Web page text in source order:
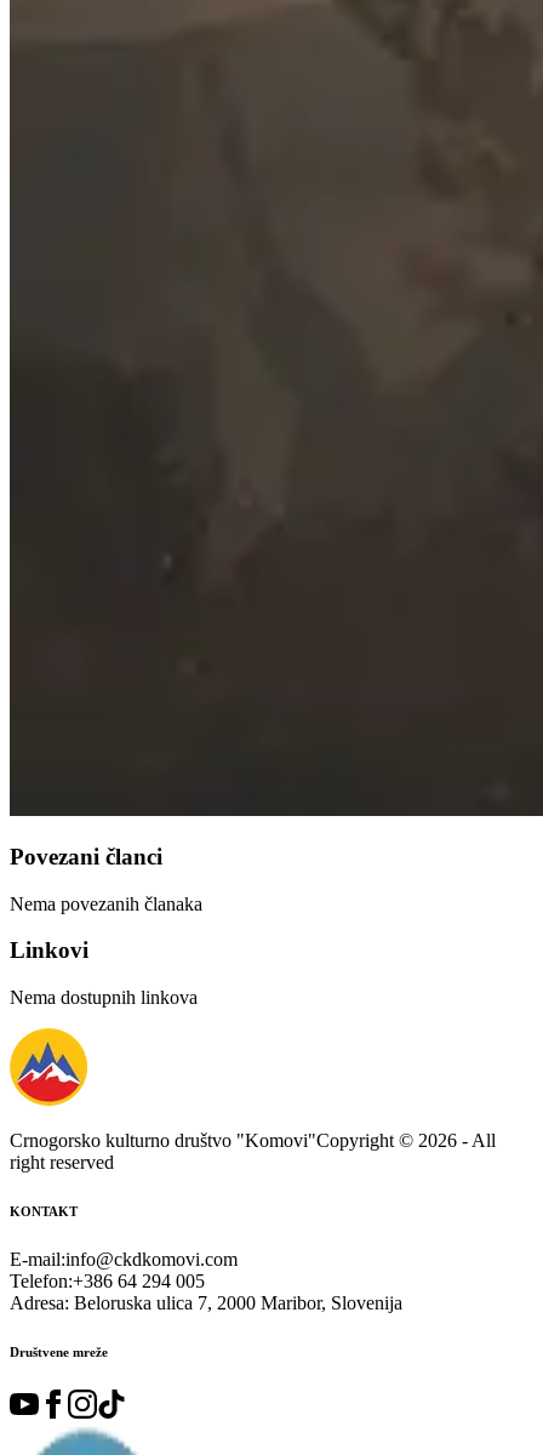
Povezani članci
Nema povezanih članaka
Linkovi
Nema dostupnih linkova
Crnogorsko kulturno društvo "Komovi"Copyright © 2026 - All
right reserved
KONTAKT
E-mail:info@ckdkomovi.com
Telefon:+386 64 294 005
Adresa: Beloruska ulica 7, 2000 Maribor, Slovenija
Društvene mreže